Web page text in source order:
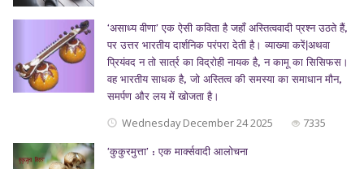
‘असाध्य वीणा’ एक ऐसी कविता है जहाँ अस्तित्ववादी प्रश्न उठते हैं,
पर उत्तर भारतीय दार्शनिक परंपरा देती है। व्याख्या करें|अथवा
प्रियंवद न तो सार्त्र का विद्रोही नायक है, न कामू का सिसिफस।
वह भारतीय साधक है, जो अस्तित्व की समस्या का समाधान मौन,
समर्पण और लय में खोजता है।
Wednesday December 24 2025 7335
‘कुकुरमुत्ता’ : एक मार्क्सवादी आलोचना